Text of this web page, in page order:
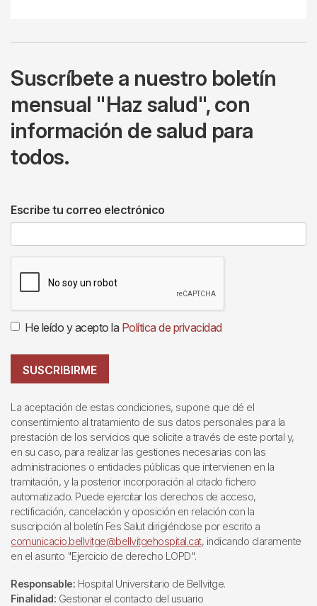
Suscríbete a nuestro boletín
mensual "Haz salud", con
información de salud para
todos.
Escribe tu correo electrónico
He leído y acepto la Política de privacidad
SUSCRIBIRME
La aceptación de estas condiciones, supone que dé el
consentimiento al tratamiento de sus datos personales para la
prestación de los servicios que solicite a través de este portal y,
en su caso, para realizar las gestiones necesarias con las
administraciones o entidades públicas que intervienen en la
tramitación, y la posterior incorporación al citado fichero
automatizado. Puede ejercitar los derechos de acceso,
rectificación, cancelación y oposición en relación con la
suscripción al boletín Fes Salut dirigiéndose por escrito a
comunicacio.bellvitge@bellvitgehospital.cat, indicando claramente
en el asunto "Ejercicio de derecho LOPD".
Responsable: Hospital Universitario de Bellvitge.
Finalidad: Gestionar el contacto del usuario